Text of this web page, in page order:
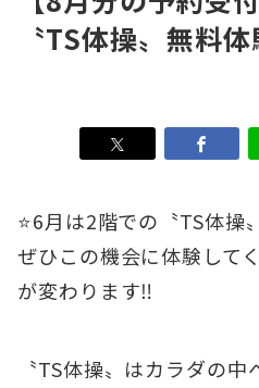
〝TS体操〟無料
⭐️6月は2階での〝TS体操
ぜひこの機会に体験して
が変わります‼️
〝TS体操〟はカラダの